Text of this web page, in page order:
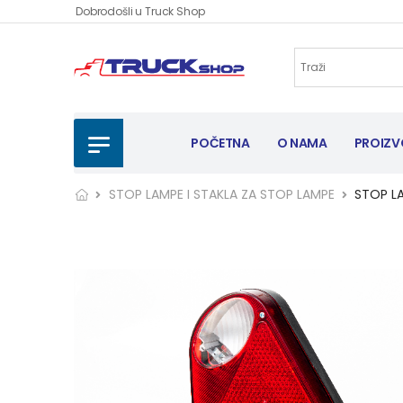
Dobrodošli u Truck Shop
POČETNA O NAMA
STOP LAMPE I STAKLA ZA STOP LAMPE STOP